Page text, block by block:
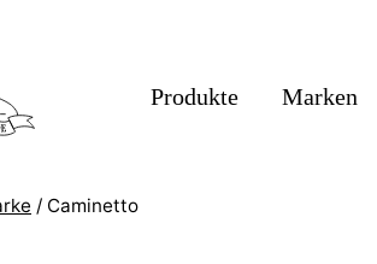
Produkte Marken
/ Caminetto